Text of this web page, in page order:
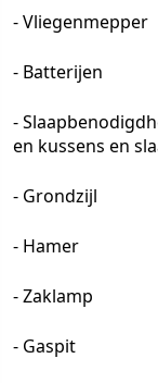
- Vliegenmepper
- Batterijen
-
en kussens en
- Grondzijl
- Hamer
- Zaklamp
- Gaspit